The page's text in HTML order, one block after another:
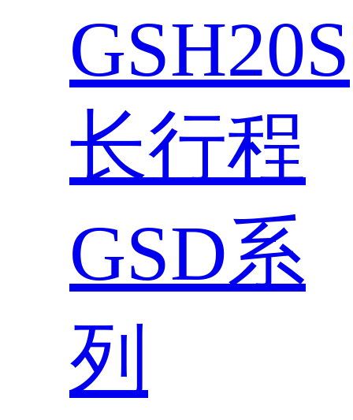
GSH20S
长行程
GSD系
列